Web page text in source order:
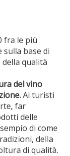
fra le più
sulla base di
qualità
del vino
Ai turisti
far
delle
di come
della
di qualità.